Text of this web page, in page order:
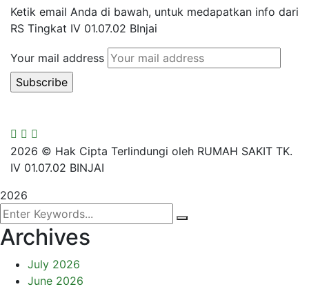
Ketik email Anda di bawah, untuk medapatkan info dari
RS Tingkat IV 01.07.02 BInjai
Your mail address
2026 © Hak Cipta Terlindungi oleh RUMAH SAKIT TK.
IV 01.07.02 BINJAI
2026
Archives
July 2026
June 2026